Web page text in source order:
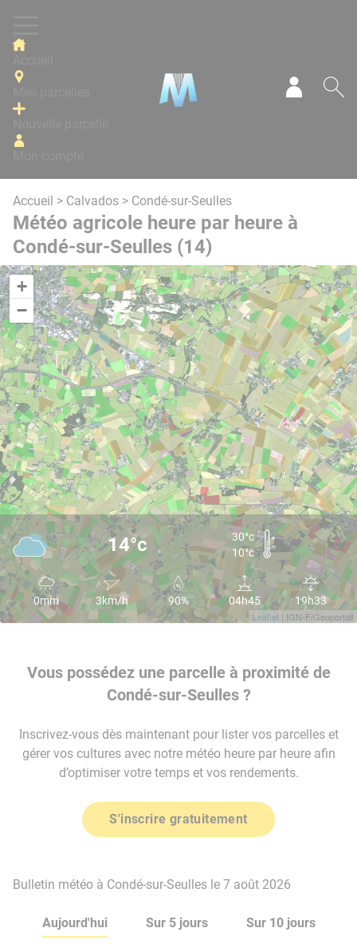
Accueil > Calvados > Condé-sur-Seulles
Météo agricole heure par heure à
Condé-sur-Seulles (14)
+
−
Leaflet | IGN-F/Geoportail
14°c
30°c
10°c
0mm 3km/h 90% 04h45 19h33
Vous possédez une parcelle à proximité de
Condé-sur-Seulles ?
Inscrivez-vous dès maintenant pour lister vos parcelles et
gérer vos cultures avec notre météo heure par heure afin
d’optimiser votre temps et vos rendements.
S'inscrire gratuitement
Bulletin météo à Condé-sur-Seulles le 7 août 2026
Aujourd'hui Sur 5 jours Sur 10 jours